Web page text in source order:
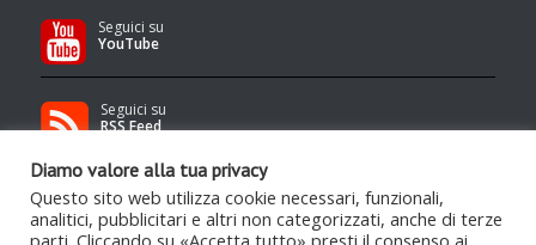
Seguici su
YouTube
Seguici su
RSS Feed
Diamo valore alla tua privacy
Questo sito web utilizza cookie necessari, funzionali,
analitici, pubblicitari e altri non categorizzati, anche di terze
parti. Cliccando su «Accetta tutto» presti il consenso ai